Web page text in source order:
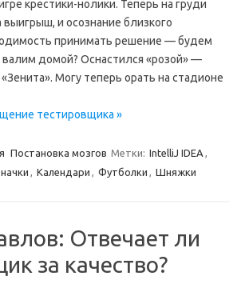
крестики-нолики. Теперь на груди
и осознание близкого
принимать решение — будем
домой? Оснастился «розой» —
Могу теперь орать на стадионе
тестировщика »
Постановка мозгов Метки: IntelliJ IDEA ,
, Календари , Футболки , Шняжки
Отвечает ли
за качество?